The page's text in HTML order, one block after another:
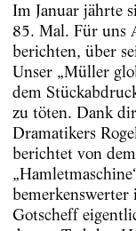
Im Januar jährte
85. Mal. Für uns
berichten, über
Unser „Müller
dem
zu töten. Dank
Dramatikers
berichtet von
Gotscheff